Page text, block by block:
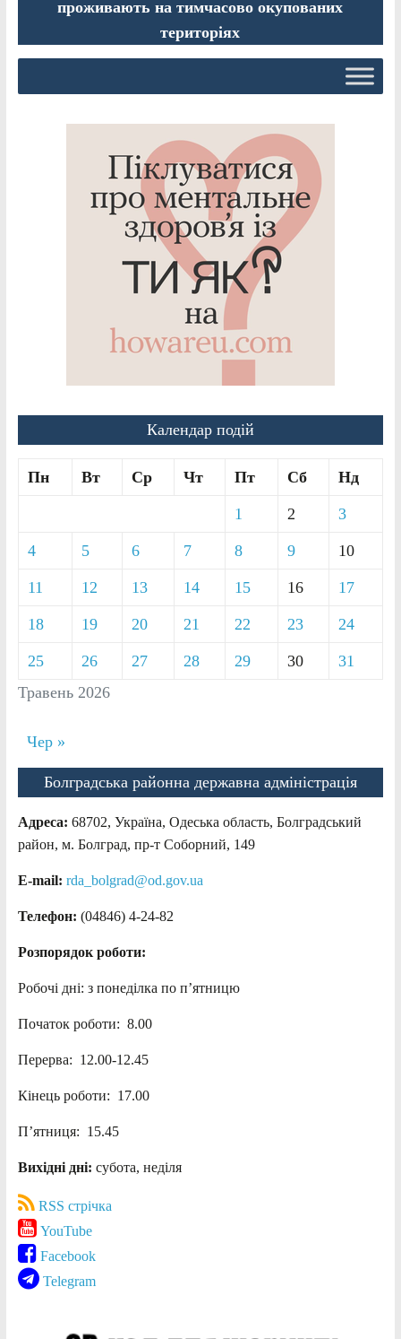
проживають на тимчасово окупованих
територіях
Календар подій
Травень 2026
Пн Вт Ср Чт Пт Сб Нд
1 2 3
4 5 6 7 8 9 10
11 12 13 14 15 16 17
18 19 20 21 22 23 24
25 26 27 28 29 30 31
Чер »
Болградська районна державна адміністрація
Адреса: 68702, Україна, Одеська область, Болградський
район, м. Болград, пр-т Соборний, 149
E-mail: rda_bolgrad@od.gov.ua
Телефон: (04846) 4-24-82
Розпорядок роботи:
Робочі дні: з понеділка по п’ятницю
Початок роботи: 8.00
Перерва: 12.00-12.45
Кінець роботи: 17.00
П’ятниця: 15.45
Вихідні дні: субота, неділя
RSS стрічка
YouTube
Facebook
Telegram